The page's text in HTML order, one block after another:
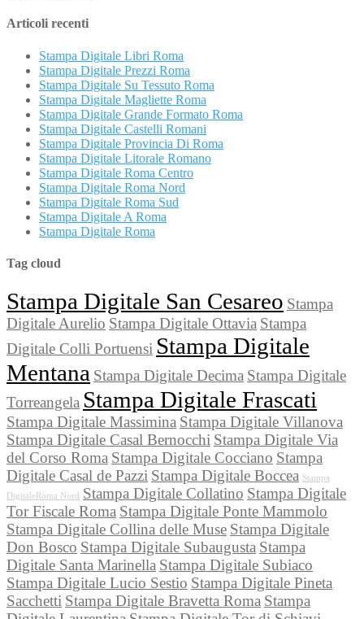
Articoli recenti
Stampa Digitale Libri Roma
Stampa Digitale Prezzi Roma
Stampa Digitale Su Tessuto Roma
Stampa Digitale Magliette Roma
Stampa Digitale Grande Formato Roma
Stampa Digitale Castelli Romani
Stampa Digitale Provincia Di Roma
Stampa Digitale Litorale Romano
Stampa Digitale Roma Centro
Stampa Digitale Roma Nord
Stampa Digitale Roma Sud
Stampa Digitale A Roma
Stampa Digitale Roma
Tag cloud
Stampa Digitale San Cesareo Stampa
Digitale Aurelio Stampa Digitale Ottavia Stampa
Digitale Colli Portuensi Stampa Digitale
Mentana Stampa Digitale Decima Stampa Digitale
Torreangela Stampa Digitale Frascati
Stampa Digitale Massimina Stampa Digitale Villanova
Stampa Digitale Casal Bernocchi Stampa Digitale Via
del Corso Roma Stampa Digitale Cocciano Stampa
Digitale Casal de Pazzi Stampa Digitale Boccea Stampa
DigitaleRoma Nord
Stampa Digitale Collatino Stampa Digitale
Tor Fiscale Roma Stampa Digitale Ponte Mammolo
Stampa Digitale Collina delle Muse Stampa Digitale
Don Bosco Stampa Digitale Subaugusta Stampa
Digitale Santa Marinella Stampa Digitale Subiaco
Stampa Digitale Lucio Sestio Stampa Digitale Pineta
Sacchetti Stampa Digitale Bravetta Roma Stampa